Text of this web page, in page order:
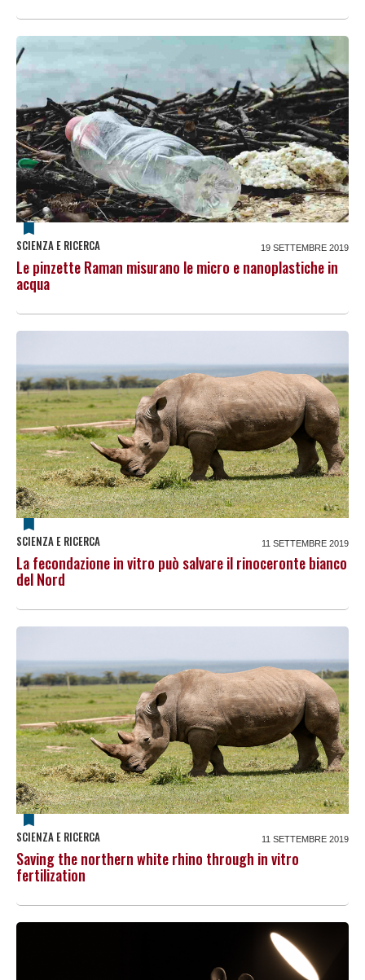
SCIENZA E RICERCA 19 SETTEMBRE 2019
Le pinzette Raman misurano le micro e nanoplastiche in
acqua
SCIENZA E RICERCA 11 SETTEMBRE 2019
La fecondazione in vitro può salvare il rinoceronte bianco
del Nord
SCIENZA E RICERCA 11 SETTEMBRE 2019
Saving the northern white rhino through in vitro
fertilization